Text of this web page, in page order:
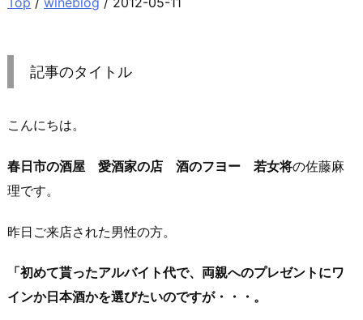
記事のタイトル
こんにちは。
春日市の酒屋 愛酒家の店 酒のフヨー 若女将の佐藤麻
理です。
昨日ご来店された男性の方。
「初めて貰ったアルバイト代で、両親へのプレゼントにワ
インか日本酒かを選びたいのですが・・・。